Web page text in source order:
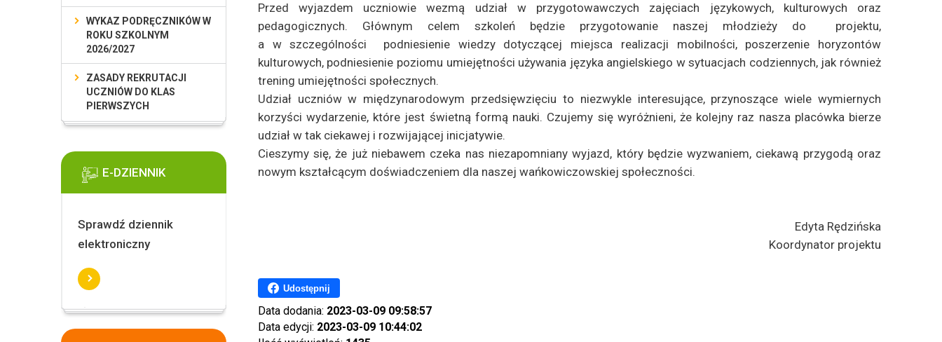
Przed wyjazdem uczniowie wezmą udział w przygotowawczych zajęciach językowych, kulturowych oraz
pedagogicznych. Głównym celem szkoleń będzie przygotowanie naszej młodzieży do projektu,
a w szczególności podniesienie wiedzy dotyczącej miejsca realizacji mobilności, poszerzenie horyzontów
kulturowych, podniesienie poziomu umiejętności używania języka angielskiego w sytuacjach codziennych, jak również
trening umiejętności społecznych.
Udział uczniów w międzynarodowym przedsięwzięciu to niezwykle interesujące, przynoszące wiele wymiernych
korzyści wydarzenie, które jest świetną formą nauki. Czujemy się wyróżnieni, że kolejny raz nasza placówka bierze
udział w tak ciekawej i rozwijającej inicjatywie.
Cieszymy się, że już niebawem czeka nas niezapomniany wyjazd, który będzie wyzwaniem, ciekawą przygodą oraz
nowym kształcącym doświadczeniem dla naszej wańkowiczowskiej społeczności.
Edyta Rędzińska
Koordynator projektu
Udostępnij
Data dodania: 2023-03-09 09:58:57
Data edycji: 2023-03-09 10:44:02
WYKAZ PODRĘCZNIKÓW W
ROKU SZKOLNYM
2026/2027
ZASADY REKRUTACJI
UCZNIÓW DO KLAS
PIERWSZYCH
E-DZIENNIK
Sprawdź dziennik
elektroniczny